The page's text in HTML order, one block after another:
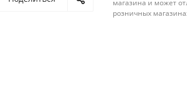
магазина и может
розничных